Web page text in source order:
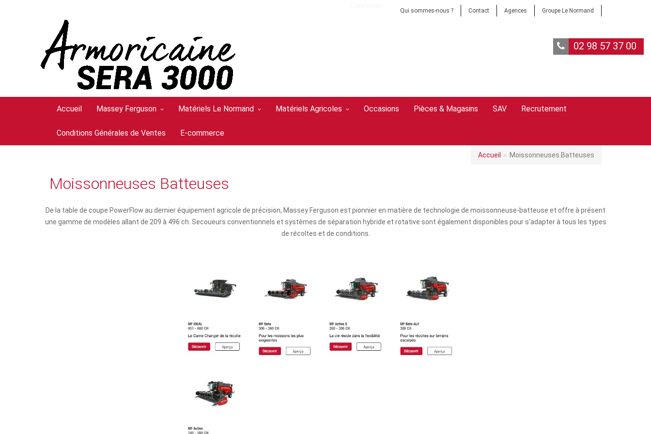
Qui sommes-nous ? Contact Agences Groupe Le Normand
02 98 57 37 00
Accueil Massey Ferguson Matériels Le Normand Matériels Agricoles Occasions Pièces & Magasins SAV Recrutement
Conditions Générales de Ventes E-commerce
Accueil Moissonneuses Batteuses
Moissonneuses Batteuses
De la table de coupe PowerFlow au dernier équipement agricole de précision, Massey Ferguson est pionnier en matière de technologie de moissonneuse-batteuse et offre à présent
une gamme de modèles allant de 209 à 496 ch. Secoueurs conventionnels et systèmes de séparation hybride et rotative sont également disponibles pour s'adapter à tous les types
de récoltes et de conditions.